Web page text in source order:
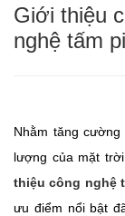
Giới thiệu
nghệ tấm
Nhằm tăng
lượng của mặt
thiệu công nghệ
ưu điểm nổi bật